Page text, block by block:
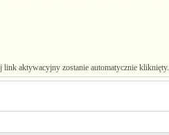
aktywacyjny zostanie automatycznie kliknięty.